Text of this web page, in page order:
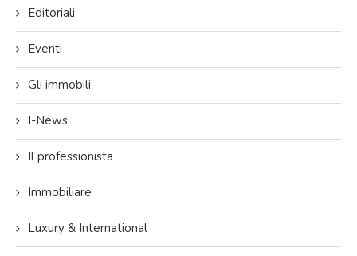
Editoriali
Eventi
Gli immobili
I-News
Il professionista
Immobiliare
Luxury & International